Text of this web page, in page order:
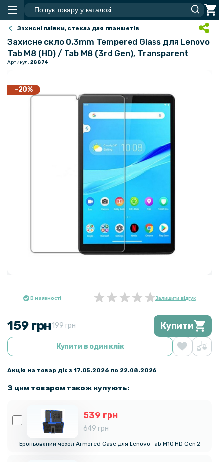
Захисні плівки, стекла для планшетів
Захисне скло 0.3mm Tempered Glass для Lenovo
Tab M8 (HD) / Tab M8 (3rd Gen), Transparent
Артикул: 28874
-20%
В наявності Залишити відгук
159 грн199 грн Купити
Купити в один клік
Акція на товар діє з 17.05.2026 по 22.08.2026
З цим товаром також купують:
539 грн
649 грн
Броньований чохол Armored Case для Lenovo Tab M10 HD Gen 2